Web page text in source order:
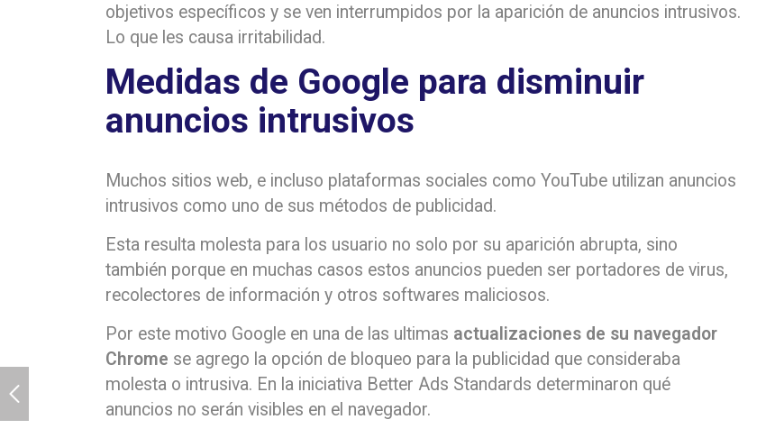
objetivos específicos y se ven interrumpidos por la aparición de anuncios intrusivos.
Lo que les causa irritabilidad.
Medidas de Google para disminuir
anuncios intrusivos
Muchos sitios web, e incluso plataformas sociales como YouTube utilizan anuncios
intrusivos como uno de sus métodos de publicidad.
Esta resulta molesta para los usuario no solo por su aparición abrupta, sino
también porque en muchas casos estos anuncios pueden ser portadores de virus,
recolectores de información y otros softwares maliciosos.
Por este motivo Google en una de las ultimas actualizaciones de su navegador
Chrome se agrego la opción de bloqueo para la publicidad que consideraba
molesta o intrusiva. En la iniciativa Better Ads Standards determinaron qué
anuncios no serán visibles en el navegador.